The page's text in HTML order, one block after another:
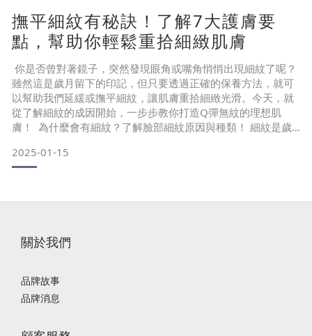
2
撫平細紋有秘訣！了解7大護膚要
點，幫助你輕鬆重拾細緻肌膚
你是否曾對著鏡子，突然發現眼角或嘴角悄悄出現細紋了呢？
雖然這是歲月留下的印記，但只要透過正確的保養方法，就可
以幫助我們延緩或撫平細紋，讓肌膚重拾細緻光滑。今天，就
從了解細紋的成因開始，一步步教你打造Q彈無紋的理想肌
膚！ 為什麼會有細紋？了解臉部細紋原因與種類！ 細紋是歲
早期訊號。你知道細紋的成因與種類有哪些嗎？了解細紋的起
因與分類，可以幫助我們更有針對性的進行護理，避免細紋進
外因性，
2025-01-15
關於我們
品牌故事
品牌消息